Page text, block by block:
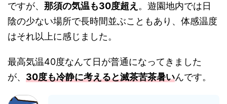
ですが、 那須の気温も30度超え 。遊園地内では日
陰の少ない場所で長時間並ぶこともあり、体感温度
はそれ以上に感じました。
最高気温40度なんて日が普通になってきました
が、 30度も冷静に考えると滅茶苦茶暑いんです。